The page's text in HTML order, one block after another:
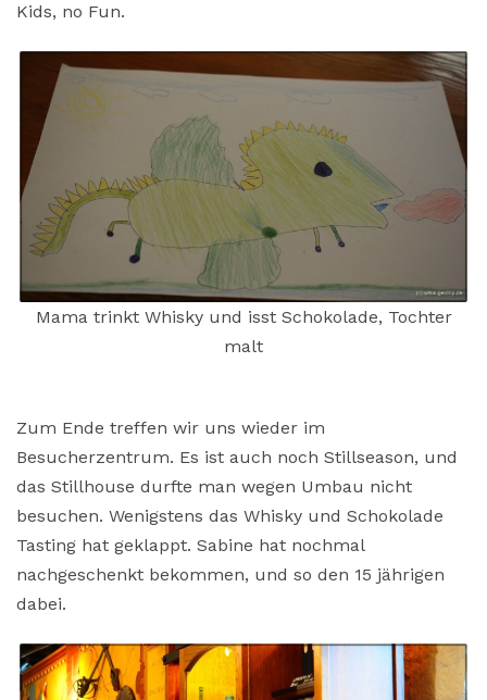
Kids, no Fun.
Mama trinkt Whisky und isst Schokolade, Tochter
malt
Zum Ende treffen wir uns wieder im
Besucherzentrum. Es ist auch noch Stillseason, und
das Stillhouse durfte man wegen Umbau nicht
besuchen. Wenigstens das Whisky und Schokolade
Tasting hat geklappt. Sabine hat nochmal
nachgeschenkt bekommen, und so den 15 jährigen
dabei.